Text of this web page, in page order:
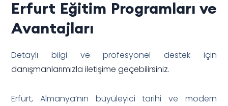
Erfurt Eğitim Programları ve
Avantajları
Detaylı bilgi ve profesyonel destek için
danışmanlarımızla iletişime geçebilirsiniz.
Erfurt, Almanya’nın büyüleyici tarihi ve modern